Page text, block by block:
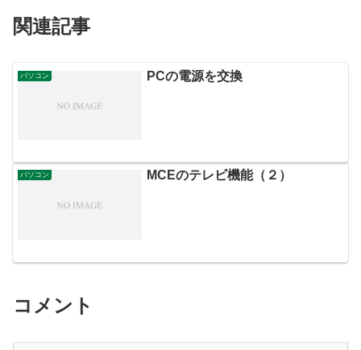
関連記事
パソコン PCの電源を交換
パソコン MCEのテレビ機能（２）
コメント